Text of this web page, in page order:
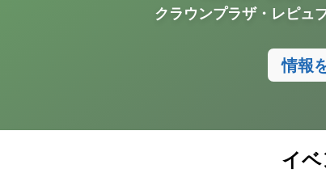
クラウンプラザ・レピュ
情報
イベ